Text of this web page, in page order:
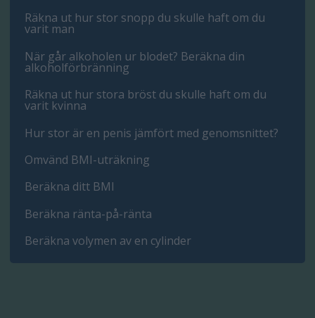
Räkna ut hur stor snopp du skulle haft om du
varit man
När går alkoholen ur blodet? Beräkna din
alkoholförbränning
Räkna ut hur stora bröst du skulle haft om du
varit kvinna
Hur stor är en penis jämfört med genomsnittet?
Omvänd BMI-uträkning
Beräkna ditt BMI
Beräkna ränta-på-ränta
Beräkna volymen av en cylinder